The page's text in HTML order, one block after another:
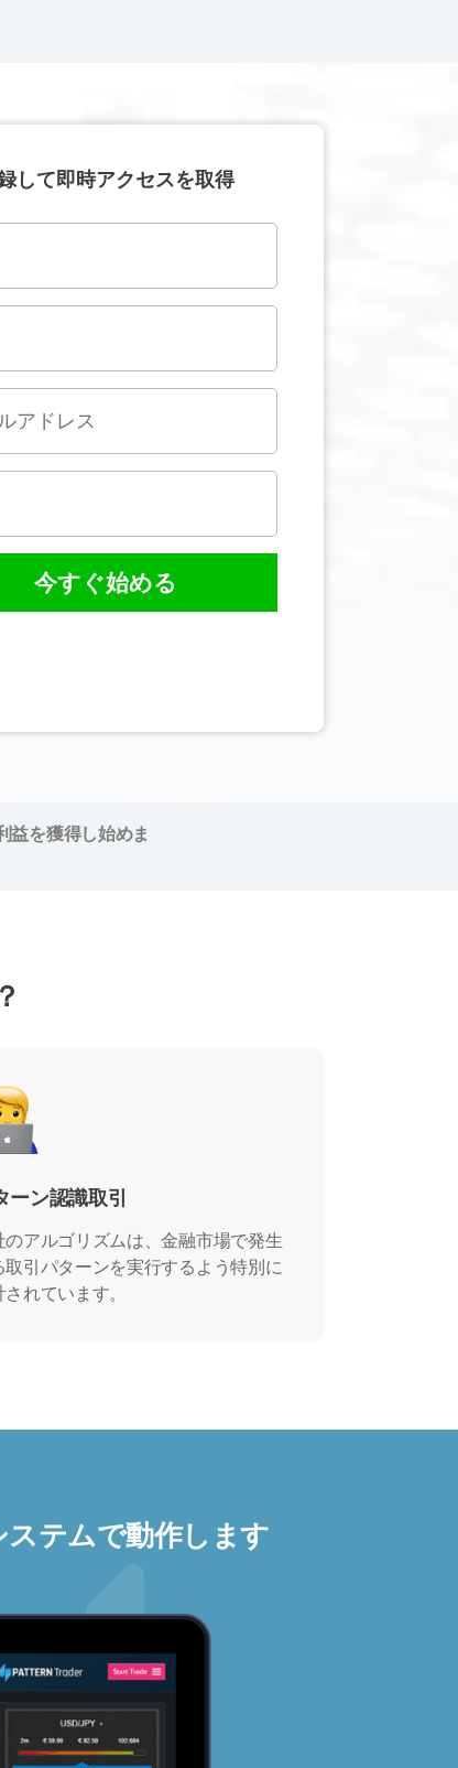
して即時アクセスを取得
今すぐ始める
益を獲得し始めま
ーン認識取引
のアルゴリズムは、金融市場で発生
取引パターンを実行するよう特別に
れています。
テムで動作します